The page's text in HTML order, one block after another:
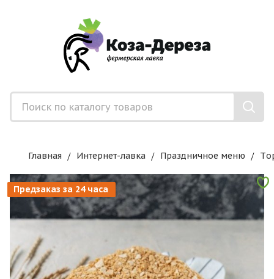
Главная Интернет-лавка Праздничное меню
Предзаказ за 24 часа